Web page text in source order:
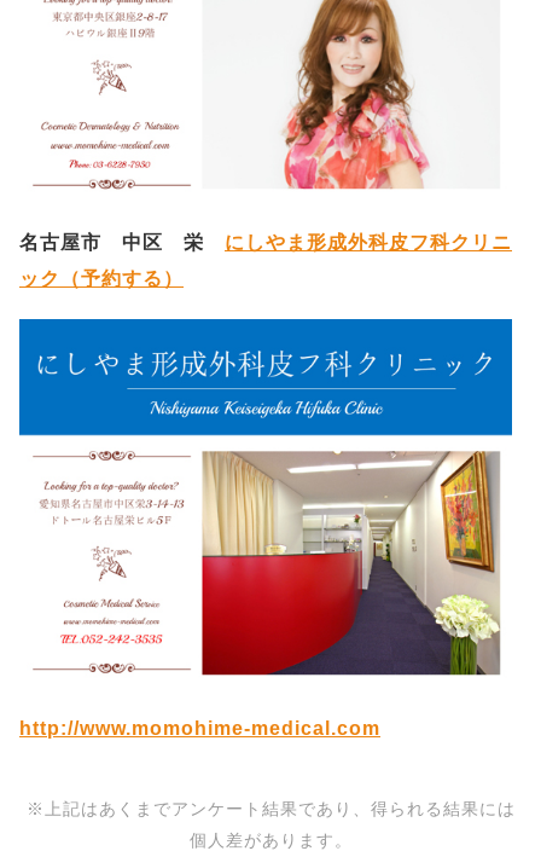
名古屋市 中区 栄 にしやま形成外科皮フ科クリニ
ック（予約する）
http://www.momohime-medical.com
※上記はあくまでアンケート結果であり、得られる結果には
個人差があります。